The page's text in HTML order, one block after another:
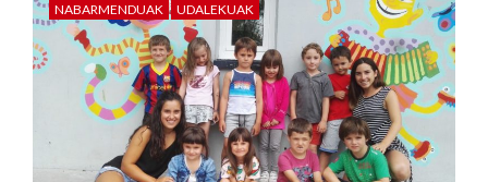
NABARMENDUAK UDALEKUAK